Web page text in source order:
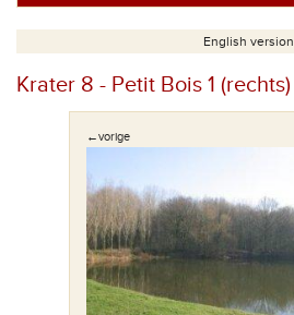
English version
Krater 8 - Petit Bois 1 (rechts)
←vorige